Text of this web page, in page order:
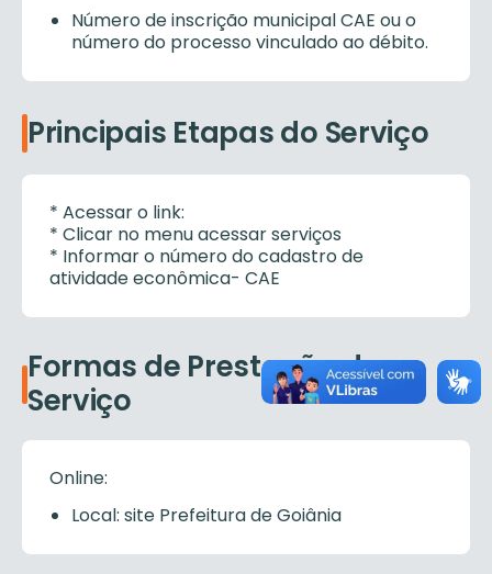
Número de inscrição municipal CAE ou o
número do processo vinculado ao débito.
Principais Etapas do Serviço
* Acessar o link:
* Clicar no menu acessar serviços
* Informar o número do cadastro de
atividade econômica- CAE
Formas de Prestação do
Serviço
Online:
Local: site Prefeitura de Goiânia